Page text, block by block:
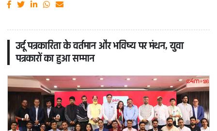
उर्दू पत्रकारिता के वर्तमान और भविष्य पर मंथन, युवा
पत्रकारों का हुआ सम्मान